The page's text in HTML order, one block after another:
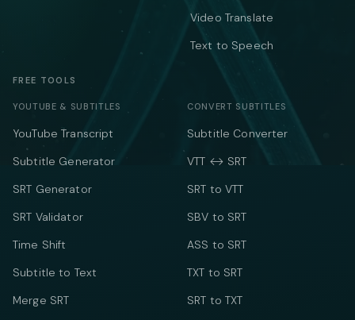
Video Translate
Text to Speech
FREE TOOLS
YOUTUBE & SUBTITLES
YouTube Transcript
Subtitle Generator
SRT Generator
SRT Validator
Time Shift
Subtitle to Text
Merge SRT
CONVERT SUBTITLES
Subtitle Converter
VTT ↔ SRT
SRT to VTT
SBV to SRT
ASS to SRT
TXT to SRT
SRT to TXT